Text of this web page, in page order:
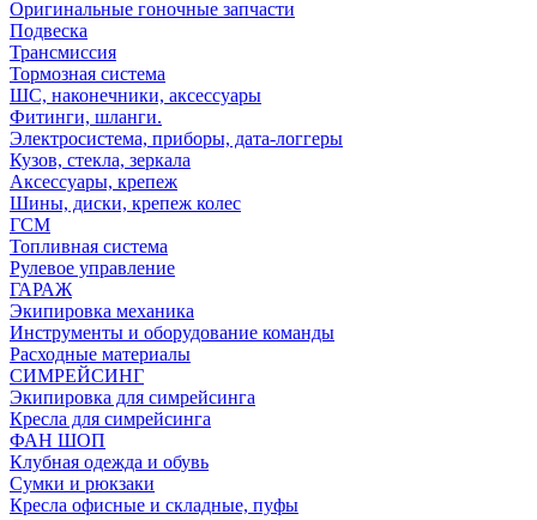
Оригинальные гоночные запчасти
Подвеска
Трансмиссия
Тормозная система
ШС, наконечники, аксессуары
Фитинги, шланги.
Электросистема, приборы, дата-логгеры
Кузов, стекла, зеркала
Аксессуары, крепеж
Шины, диски, крепеж колес
ГСМ
Топливная система
Рулевое управление
ГАРАЖ
Экипировка механика
Инструменты и оборудование команды
Расходные материалы
СИМРЕЙСИНГ
Экипировка для симрейсинга
Кресла для симрейсинга
ФАН ШОП
Клубная одежда и обувь
Сумки и рюкзаки
Кресла офисные и складные, пуфы